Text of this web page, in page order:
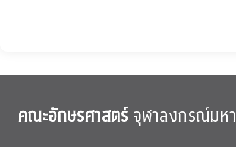
คณะอักษรศาสตร์จุฬาลงกรณ์มห